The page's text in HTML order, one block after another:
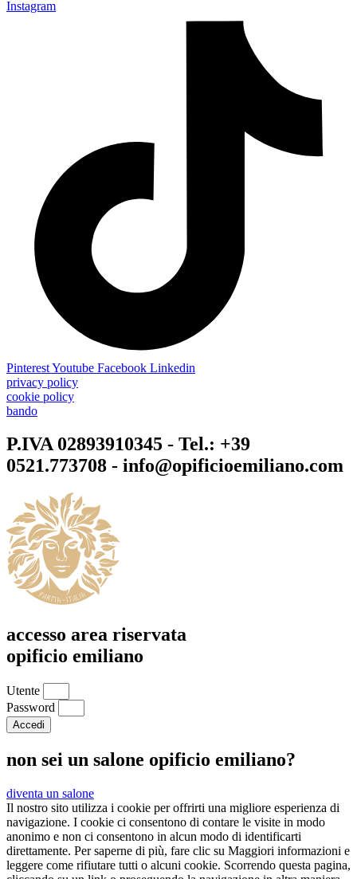
Instagram
PinterestYoutube Facebook Linkedin
privacy policy
cookie policy
bando
P.IVA 02893910345 - Tel.: +39
0521.773708 - info@opificioemiliano.com
accesso area riservata
opificio emiliano
Utente
Password
Accedi
non sei un salone opificio emiliano?
diventa un salone
Il nostro sito utilizza i cookie per offrirti una migliore esperienza di
navigazione. I cookie ci consentono di contare le visite in modo
anonimo e non ci consentono in alcun modo di identificarti
direttamente. Per saperne di più, fare clic su Maggiori informazioni e
leggere come rifiutare tutti o alcuni cookie. Scorrendo questa pagina,